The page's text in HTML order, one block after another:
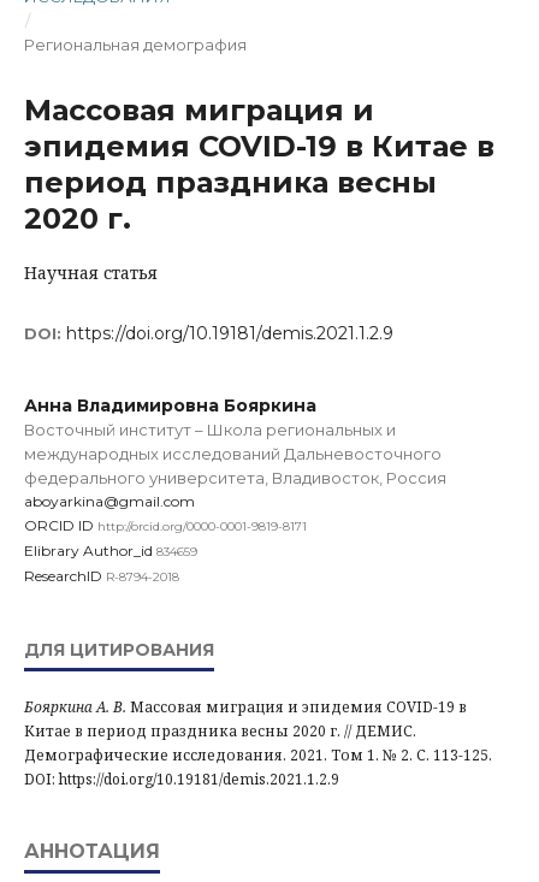
/
Региональная демография
Массовая миграция и
эпидемия COVID-19 в Китае в
период праздника весны
2020 г.
Научная статья
DOI: https://doi.org/10.19181/demis.2021.1.2.9
Анна Владимировна Бояркина
Восточный институт – Школа региональных и
международных исследований Дальневосточного
федерального университета, Владивосток, Россия
aboyarkina@gmail.com
ORCID ID http://orcid.org/0000-0001-9819-8171
Elibrary Author_id 834659
ResearchID R-8794-2018
ДЛЯ ЦИТИРОВАНИЯ
Бояркина А. В. Массовая миграция и эпидемия COVID-19 в
Китае в период праздника весны 2020 г. // ДЕМИС.
Демографические исследования. 2021. Том 1. № 2. С. 113-125.
DOI: https://doi.org/10.19181/demis.2021.1.2.9
АННОТАЦИЯ